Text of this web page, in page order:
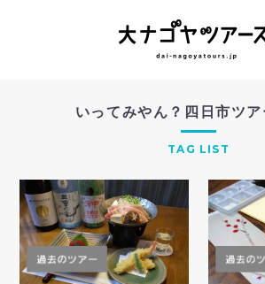
いってみやん？四日市ツ
TAG LIST